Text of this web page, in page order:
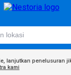
lanjutkan penelusuran
kami